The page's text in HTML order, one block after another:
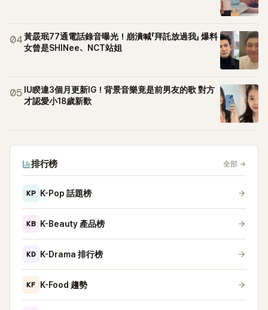
04黃晸珉77通電話錄音曝光！崩潰喊「拜託放過我」 爆料
女曾是SHINee、NCT站姐
05 IU睽違3個月更新IG！背景音樂竟是前男友的歌 對方
才認愛小18歲新歡
排行榜 全部 →
KP K-Pop 話題榜
KB K-Beauty 產品榜
KD K-Drama 排行榜
KF K-Food 趨勢